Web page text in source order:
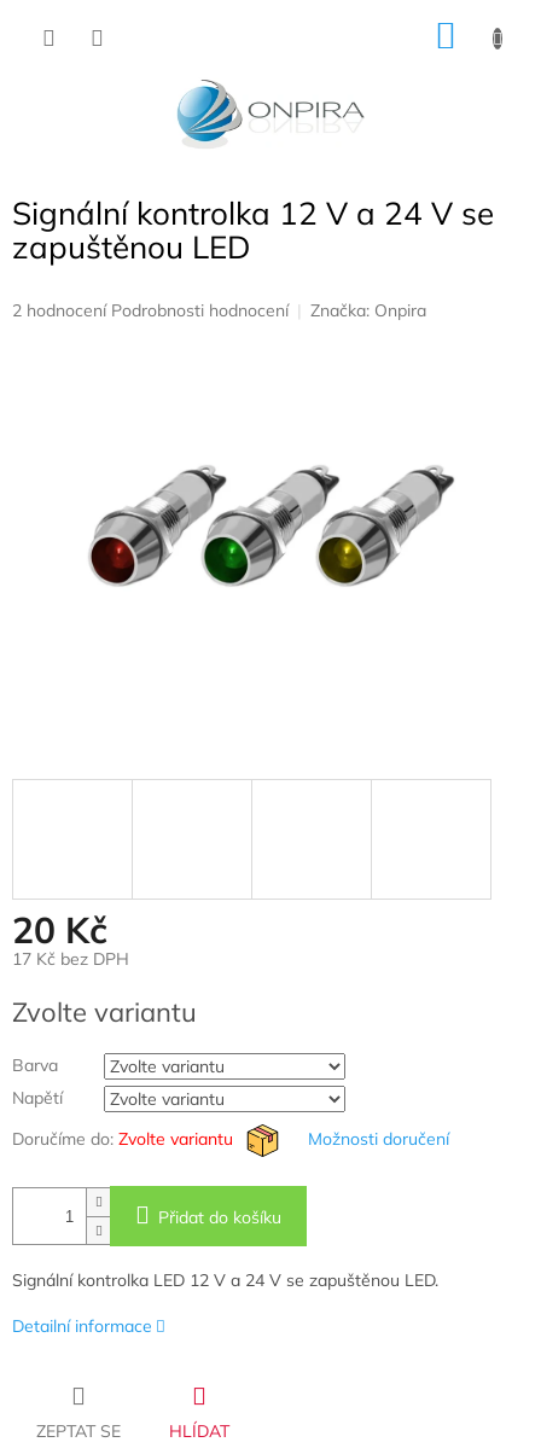
Signální kontrolka 12 V a 24 V se
zapuštěnou LED
Průměrné
2 hodnocení Podrobnosti hodnocení Značka: Onpira
20 Kč
17 Kč bez DPH
cena:
Zvolte variantu
Barva
Napětí
Doručíme do: Zvolte variantu Možnosti doručení
Přidat do košíku
Signální kontrolka LED 12 V a 24 V se zapuštěnou LED.
Detailní informace
ZEPTAT SE HLÍDAT